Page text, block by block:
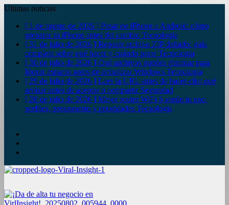
Ultimas noticias
[ 1 de agosto de 2026 ] Pasar de iPhone a Android: cómo
preparar tu iPhone antes del cambio Tecnologia
[ 31 de julio de 2026 ] Reparar archivo ZIP dañado: guía
completa sobre qué hacer y cuándo pararTecnologia
[ 30 de julio de 2026 ] Qué archivos puedes eliminar para
liberar espacio antes de actualizar Windows Tecnologia
[ 29 de julio de 2026 ] Leer la URL antes de hacer clic: qué
revisar antes de aceptar o compartir Seguridad
[ 28 de julio de 2026 ] Mejor router WiFi 6 según tu uso:
perfiles, presupuesto y prioridades Tecnologia